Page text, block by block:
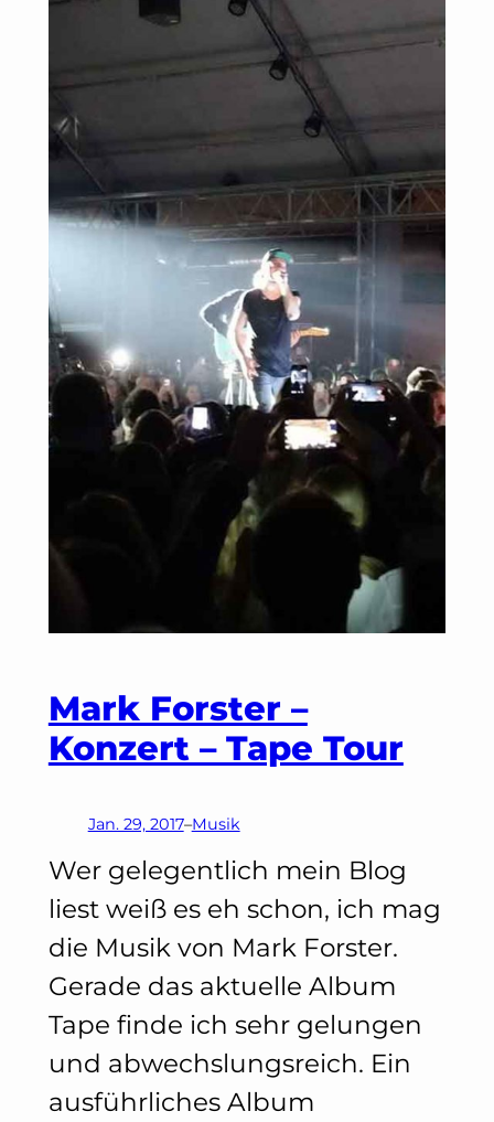
meiner
Welt
Akustik-
Tour
Mark Forster –
Konzert – Tape Tour
Jan. 29, 2017–Musik
Wer gelegentlich mein Blog
liest weiß es eh schon, ich mag
die Musik von Mark Forster.
Gerade das aktuelle Album
Tape finde ich sehr gelungen
und abwechslungsreich. Ein
ausführliches Album